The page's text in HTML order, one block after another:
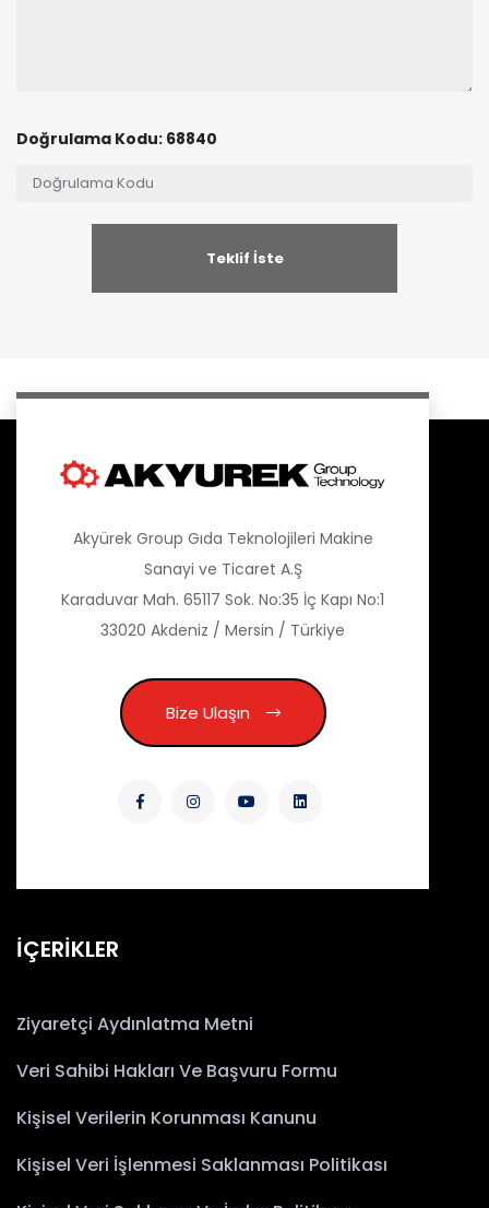
Doğrulama Kodu: 68840
Akyürek Group Gıda Teknolojileri Makine
Sanayi ve Ticaret A.Ş
Karaduvar Mah. 65117 Sok. No:35 İç Kapı No:1
33020 Akdeniz / Mersin / Türkiye
Bize Ulaşın
İÇERİKLER
Ziyaretçi Aydınlatma Metni
Veri Sahibi Hakları Ve Başvuru Formu
Kişisel Verilerin Korunması Kanunu
Kişisel Veri İşlenmesi Saklanması Politikası